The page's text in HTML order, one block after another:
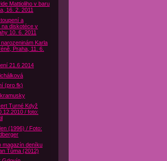
Mattioliho v baru
16. 2. 2011
a
na diskotéce v
10. 6. 2011
Karla
Praha, 11. 6.
21.6 2014
(pro fk)
Turné Když
/ foto:
(1996) / Foto:
magazín deníku
Tůma (2012)